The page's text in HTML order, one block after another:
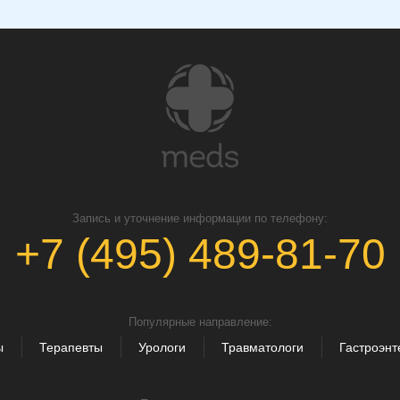
Запись и уточнение информации по телефону:
+7 (495) 489-81-70
Популярные направление:
Терапевты Урологи Травматологи